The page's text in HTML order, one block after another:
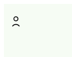
Inhalt